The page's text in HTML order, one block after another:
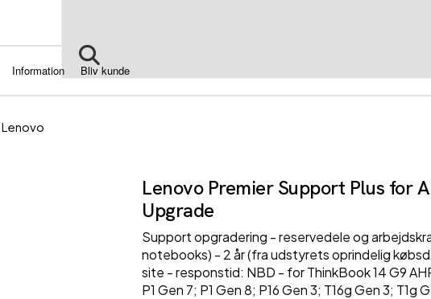
Information Bliv kunde
Lenovo
Lenovo Premier Support Plus for
Upgrade
Support opgradering - reservedele og
notebooks) - 2 år (fra udstyrets oprindelig
site - responstid: NBD - for ThinkBook 14 G9
P1 Gen 7; P1 Gen 8; P16 Gen 3; T16g Gen 3; T1g